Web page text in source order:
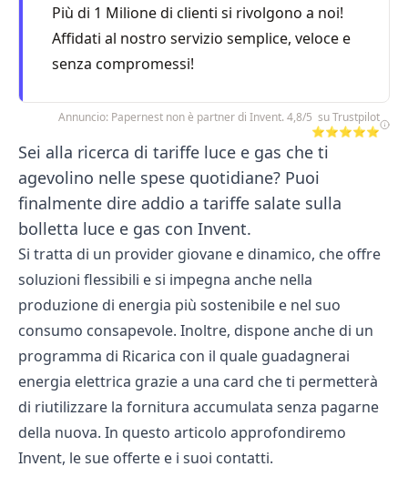
Più di 1 Milione di clienti si rivolgono a noi!
Affidati al nostro servizio semplice, veloce e
senza compromessi!
Annuncio: Papernest non è partner di Invent. 4,8/5 su Trustpilot
⭐⭐⭐⭐⭐
Sei alla ricerca di tariffe luce e gas che ti
agevolino nelle spese quotidiane? Puoi
finalmente dire addio a tariffe salate sulla
bolletta luce e gas con Invent.
Si tratta di un provider giovane e dinamico, che offre
soluzioni flessibili e si impegna anche nella
produzione di energia più sostenibile e nel suo
consumo consapevole. Inoltre, dispone anche di un
programma di Ricarica con il quale guadagnerai
energia elettrica grazie a una card che ti permetterà
di riutilizzare la fornitura accumulata senza pagarne
della nuova. In questo articolo approfondiremo
Invent, le sue offerte e i suoi contatti.